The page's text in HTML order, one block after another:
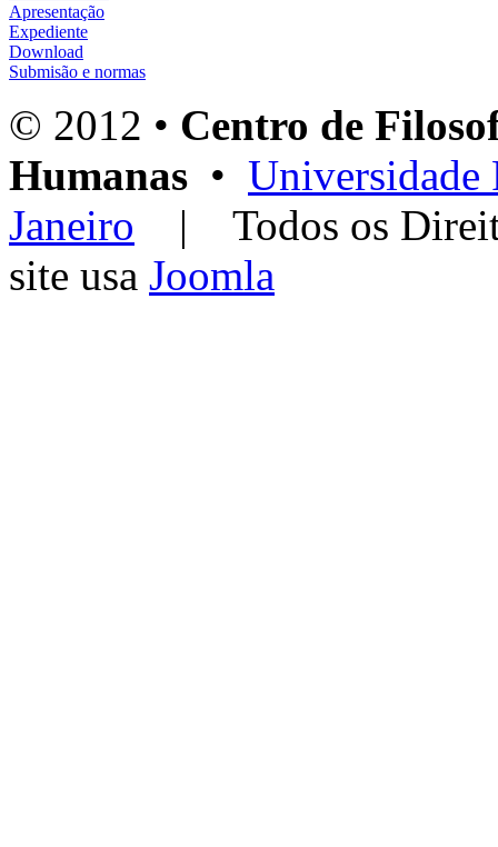
Apresentação
Expediente
Download
Submisão e normas
© 2012 • Centro de
Humanas • Universidade
Janeiro | Todos os
site usa Joomla